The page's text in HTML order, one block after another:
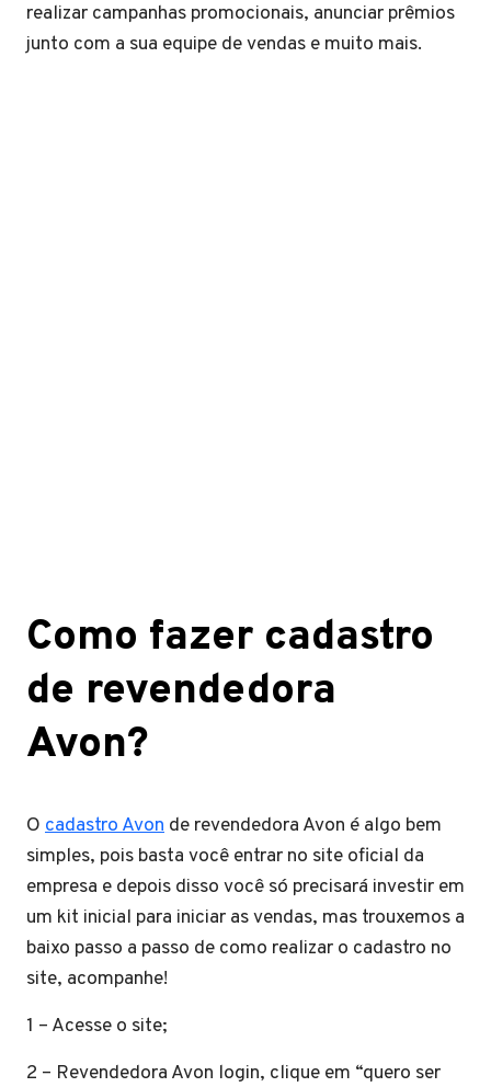
realizar campanhas promocionais, anunciar prêmios
junto com a sua equipe de vendas e muito mais.
Como fazer cadastro
de revendedora
Avon?
O cadastro Avon de revendedora Avon é algo bem
simples, pois basta você entrar no site oficial da
empresa e depois disso você só precisará investir em
um kit inicial para iniciar as vendas, mas trouxemos a
baixo passo a passo de como realizar o cadastro no
site, acompanhe!
1 – Acesse o site;
2 – Revendedora Avon login, clique em “quero ser